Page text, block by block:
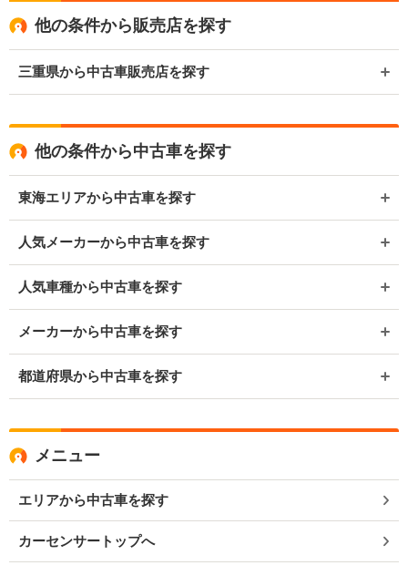
他の条件から販売店を探す
三重県から中古車販売店を探す
他の条件から中古車を探す
東海エリアから中古車を探す
人気メーカーから中古車を探す
人気車種から中古車を探す
メーカーから中古車を探す
都道府県から中古車を探す
メニュー
エリアから中古車を探す
カーセンサートップへ